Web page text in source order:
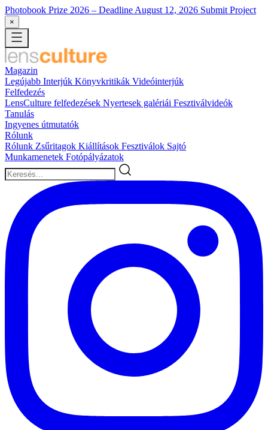
Photobook Prize 2026 – Deadline August 12, 2026 Submit Project
×
Magazin
Legújabb Interjúk Könyvkritikák Videóinterjúk
Felfedezés
LensCulture felfedezések Nyertesek galériái Fesztiválvideók
Tanulás
Ingyenes útmutatók
Rólunk
Rólunk Zsűritagok Kiállítások Fesztiválok Sajtó
Munkamenetek Fotópályázatok